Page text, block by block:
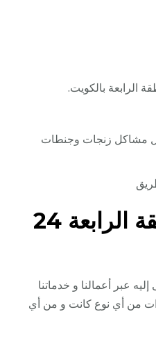
الرابعة بالكويت.
مشاكل زنجات وجنطات
ونش المنطقة الرابعة 24
عبر أعمالنا و خدماتنا
من أي نوع كانت و من أي